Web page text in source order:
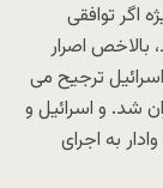
اگر توافقی
بالاخص اصرار
ترجیح می
شد. و اسرائیل و
به اجرای